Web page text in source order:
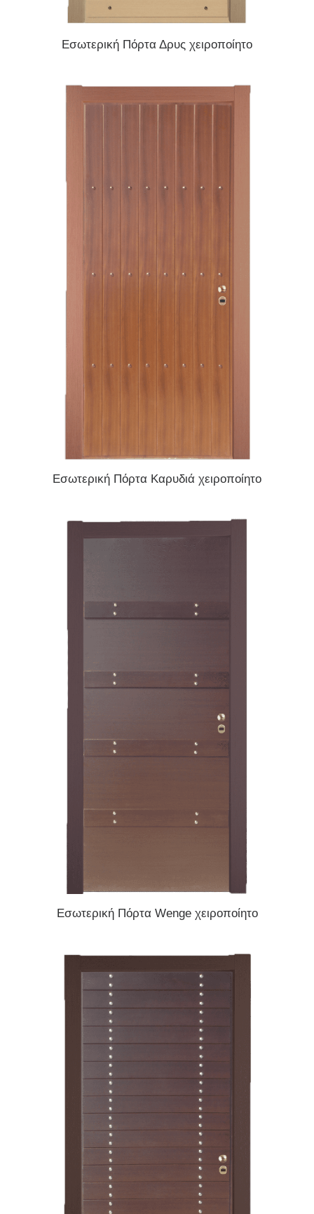
READ MORE
Εσωτερική Πόρτα Δρυς χειροποίητο
READ MORE
Εσωτερική Πόρτα Καρυδιά χειροποίητο
READ MORE
Εσωτερική Πόρτα Wenge χειροποίητο